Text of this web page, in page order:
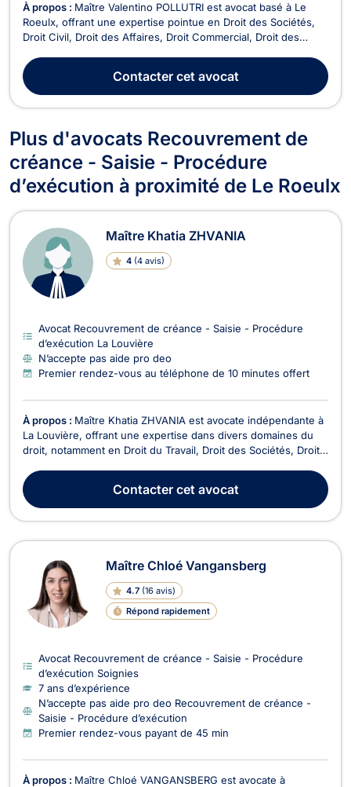
À propos : Maître Valentino POLLUTRI est avocat basé à Le
Roeulx, offrant une expertise pointue en Droit des Sociétés,
Droit Civil, Droit des Affaires, Droit Commercial, Droit des
Commerciaux, Recouvrement de créance, Droit de
l'Immobilier, et Droit de la Construction. Avec une pr...
Contactercet avocat
Plus d'avocats Recouvrement de
créance - Saisie - Procédure
d’exécution à proximité de Le Roeulx
Maître Khatia ZHVANIA
4 (4 avis)
Avocat Recouvrement de créance - Saisie - Procédure
d’exécution La Louvière
N’accepte pas aide pro deo
Premier rendez-vous au téléphone de 10 minutes offert
À propos : Maître Khatia ZHVANIA est avocate indépendante à
La Louvière, offrant une expertise dans divers domaines du
droit, notamment en Droit du Travail, Droit des Sociétés, Droit
collaboratif - Médiation - Arbitrage, Droit de la Sécurité
Sociale, Droit Commercial - Co...
Contactercet avocat
Maître Chloé Vangansberg
4.7 (16 avis)
Répond rapidement
Avocat Recouvrement de créance - Saisie - Procédure
d’exécution Soignies
7 ans d’expérience
N’accepte pas aide pro deo Recouvrement de créance -
Saisie - Procédure d’exécution
Premier rendez-vous payant de 45 min
À propos : Maître Chloé VANGANSBERG est avocate à